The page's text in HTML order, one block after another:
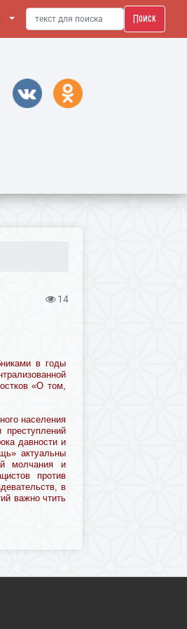
Поиск
14
в годы
«О том,
населения
давности и
актуальны
молчания и
против
в
важно чтить